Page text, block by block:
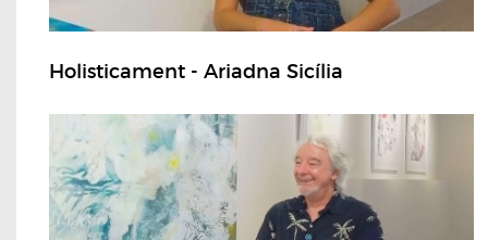
Holisticament - Ariadna Sicília